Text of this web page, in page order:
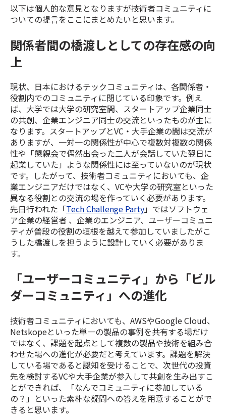
以下は個人的な意見となりますが技術者コミュニティに
ついての提言をここにまとめたいと思います。
関係者間の橋渡しとしての存在感の向
上
現状、日本におけるテックコミュニティは、各関係者・
役割内でのコミュニティに閉じている印象です。例え
ば、大学では大学の研究室間、スタートアップ企業同士
の共創、企業エンジニア同士の交流といったものが主に
なります。スタートアップとVC・大手企業の間は交流が
ありますが、一対一の関係性が中心で複数対複数の関係
性や「懇親会で偶然出会った二人が会話していた翌日に
起業していた」ような関係性には至っていないのが現状
です。したがって、技術者コミュニティにおいても、企
業エンジニアだけではなく、VCや大学の研究室といった
異なる役割との交流の場を作っていく必要があります。
先日行われた「Tech Challenge Party」ではソフトウェ
ア企業の経営者 、企業のエンジニア、ユーザーコミュニ
ティが普段の役割の垣根を越えて参加していましたがこ
うした橋渡しを担うように設計していく必要がありま
す。
「ユーザーコミュニティ」から「ビル
ダーコミュニティ」への進化
技術者コミュニティにおいても、AWSやGoogle Cloud、
Netskopeといった単一の製品の事例を共有する場だけ
ではなく、課題を起点として複数の製品や技術を組み合
わせた場への進化が必要だと考えています。課題を解決
している場であると認知を受けることで、次世代の投資
先を検討するVCや大手企業が参入して共創を生み出すこ
とができれば、「なんでコミュニティに参加している
の？」といった素朴な疑問への答えを用意することがで
きると思います。